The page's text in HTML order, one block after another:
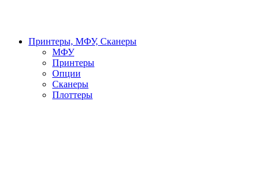
Принтеры, МФУ, Сканеры
МФУ
Принтеры
Опции
Сканеры
Плоттеры